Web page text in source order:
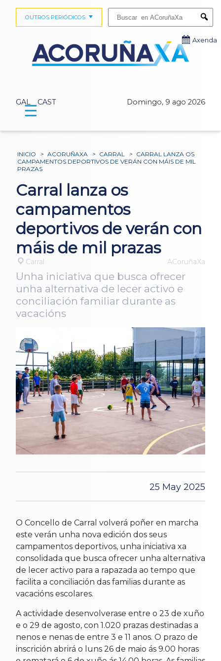
GAL CAST Domingo, 9 ago 2026
OUTROS PERIÓDICOS
Axenda
☰
INICIO > ACORUÑAXA > CARRAL > CARRAL LANZA OS
CAMPAMENTOS DEPORTIVOS DE VERÁN CON MÁIS DE MIL
PRAZAS
Carral lanza os
campamentos
deportivos de verán con
máis de mil prazas
Carral ACoruñaXa
Unha iniciativa que busca ofrecer
unha alternativa de lecer activo e
conciliación familiar durante as
vacacións
25 May 2025
O Concello de Carral volverá poñer en marcha
este verán unha nova edición dos seus
campamentos deportivos, unha iniciativa xa
consolidada que busca ofrecer unha alternativa
de lecer activo para a rapazada ao tempo que
facilita a conciliación das familias durante as
vacacións escolares.
A actividade desenvolverase entre o 23 de xuño
e o 29 de agosto, con 1.020 prazas destinadas a
nenos e nenas de entre 3 e 11 anos. O prazo de
inscrición abrirá o luns 26 de maio ás 9.00 horas